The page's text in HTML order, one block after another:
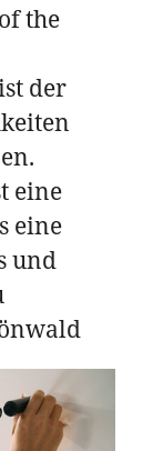
the
der
eine
eine
und